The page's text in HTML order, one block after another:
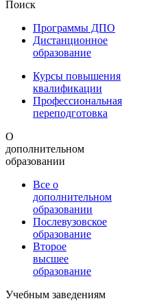
Поиск
Программы ДПО
Дистанционное
образование
Курсы повышения
квалификации
Профессиональная
переподготовка
О
дополнительном
образовании
Все о
дополнительном
образовании
Послевузовское
образование
Второе
высшее
образование
Учебным заведениям